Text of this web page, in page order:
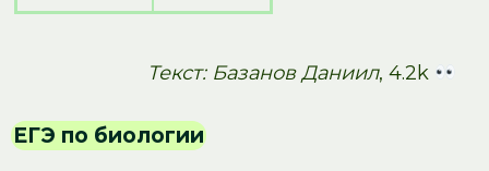
Текст: Базанов Даниил, 4.2k
ЕГЭ по биологии